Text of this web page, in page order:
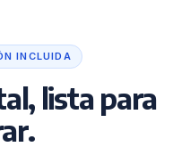
INCLUIDA
lista para